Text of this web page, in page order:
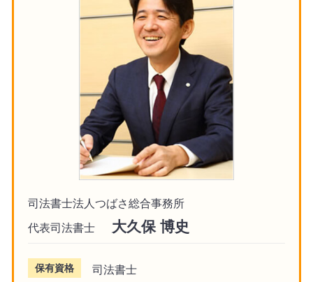
司法書士法人つばさ総合事務所
代表司法書士
大久保 博史
保有資格 司法書士